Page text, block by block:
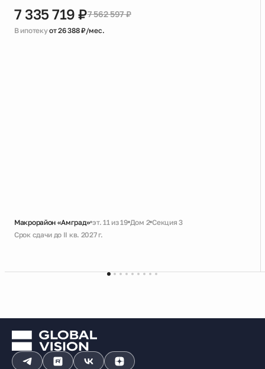
7 335 719 ₽7 562 597 ₽
В ипотекуот 26 388 ₽/мес.
Макрорайон «Амград» эт. 11 из 19 Дом 2 Секция 3
Срок сдачи до II кв. 2027 г.